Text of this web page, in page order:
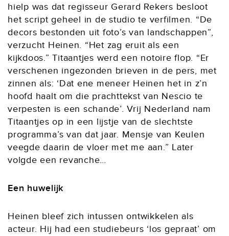
hielp was dat regisseur Gerard Rekers besloot
het script geheel in de studio te verfilmen. “De
decors bestonden uit foto’s van landschappen”,
verzucht Heinen. “Het zag eruit als een
kijkdoos.” Titaantjes werd een notoire flop. “Er
verschenen ingezonden brieven in de pers, met
zinnen als: ‘Dat ene meneer Heinen het in z’n
hoofd haalt om die prachttekst van Nescio te
verpesten is een schande’. Vrij Nederland nam
Titaantjes op in een lijstje van de slechtste
programma’s van dat jaar. Mensje van Keulen
veegde daarin de vloer met me aan.” Later
volgde een revanche…
Een huwelijk
Heinen bleef zich intussen ontwikkelen als
acteur. Hij had een studiebeurs ‘los gepraat’ om